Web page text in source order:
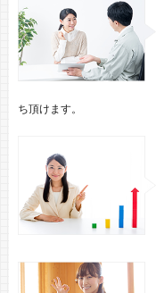
ち頂けます。